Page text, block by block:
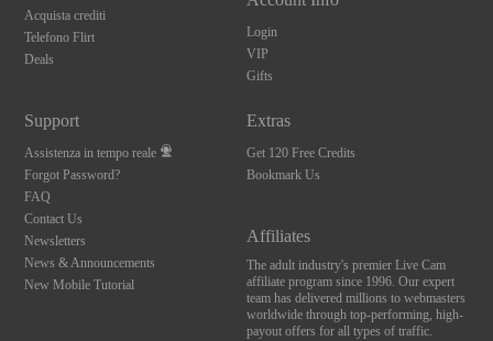
Acquista crediti
Telefono Flirt
Deals
Login
VIP
Gifts
Support
Assistenza in tempo reale
Forgot Password?
FAQ
Contact Us
Newsletters
News & Announcements
New Mobile Tutorial
Extras
Get 120 Free Credits
Bookmark Us
Affiliates
The adult industry's premier Live Cam
affiliate program since 1996. Our expert
team has delivered millions to webmasters
worldwide through top-performing, high-
payout offers for all types of traffic.